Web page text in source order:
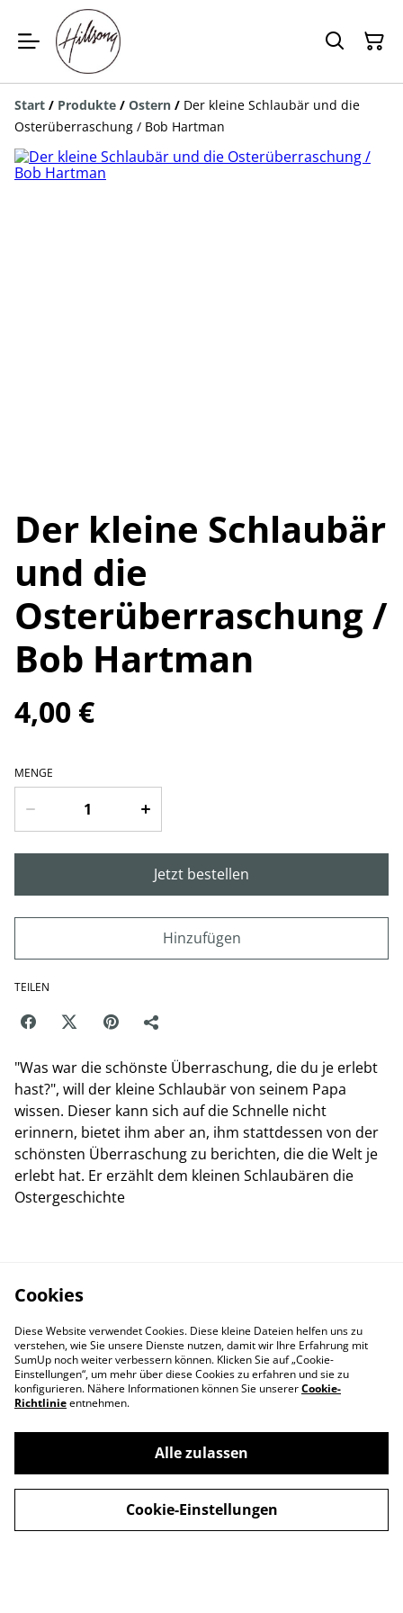
Start / Produkte / Ostern / Der kleine Schlaubär und die
Osterüberraschung / Bob Hartman
Der kleine Schlaubär
und die
Osterüberraschung /
Bob Hartman
4,00 €
MENGE
Jetzt bestellen
Hinzufügen
TEILEN
"Was war die schönste Überraschung, die du je erlebt
hast?", will der kleine Schlaubär von seinem Papa
wissen. Dieser kann sich auf die Schnelle nicht
erinnern, bietet ihm aber an, ihm stattdessen von der
schönsten Überraschung zu berichten, die die Welt je
erlebt hat. Er erzählt dem kleinen Schlaubären die
Ostergeschichte
Kontaktieren Sie uns
Rechtliche
Bestimmungen
Datenschutzbestimm
ungen von SumUp
Cookie-Richtlinie
Cookies
Diese Website verwendet Cookies. Diese kleine Dateien helfen uns zu
verstehen, wie Sie unsere Dienste nutzen, damit wir Ihre Erfahrung mit
SumUp noch weiter verbessern können. Klicken Sie auf „Cookie-
Einstellungen“, um mehr über diese Cookies zu erfahren und sie zu
konfigurieren. Nähere Informationen können Sie unsererCookie-
Richtlinieentnehmen.
Alle zulassen
Cookie-Einstellungen